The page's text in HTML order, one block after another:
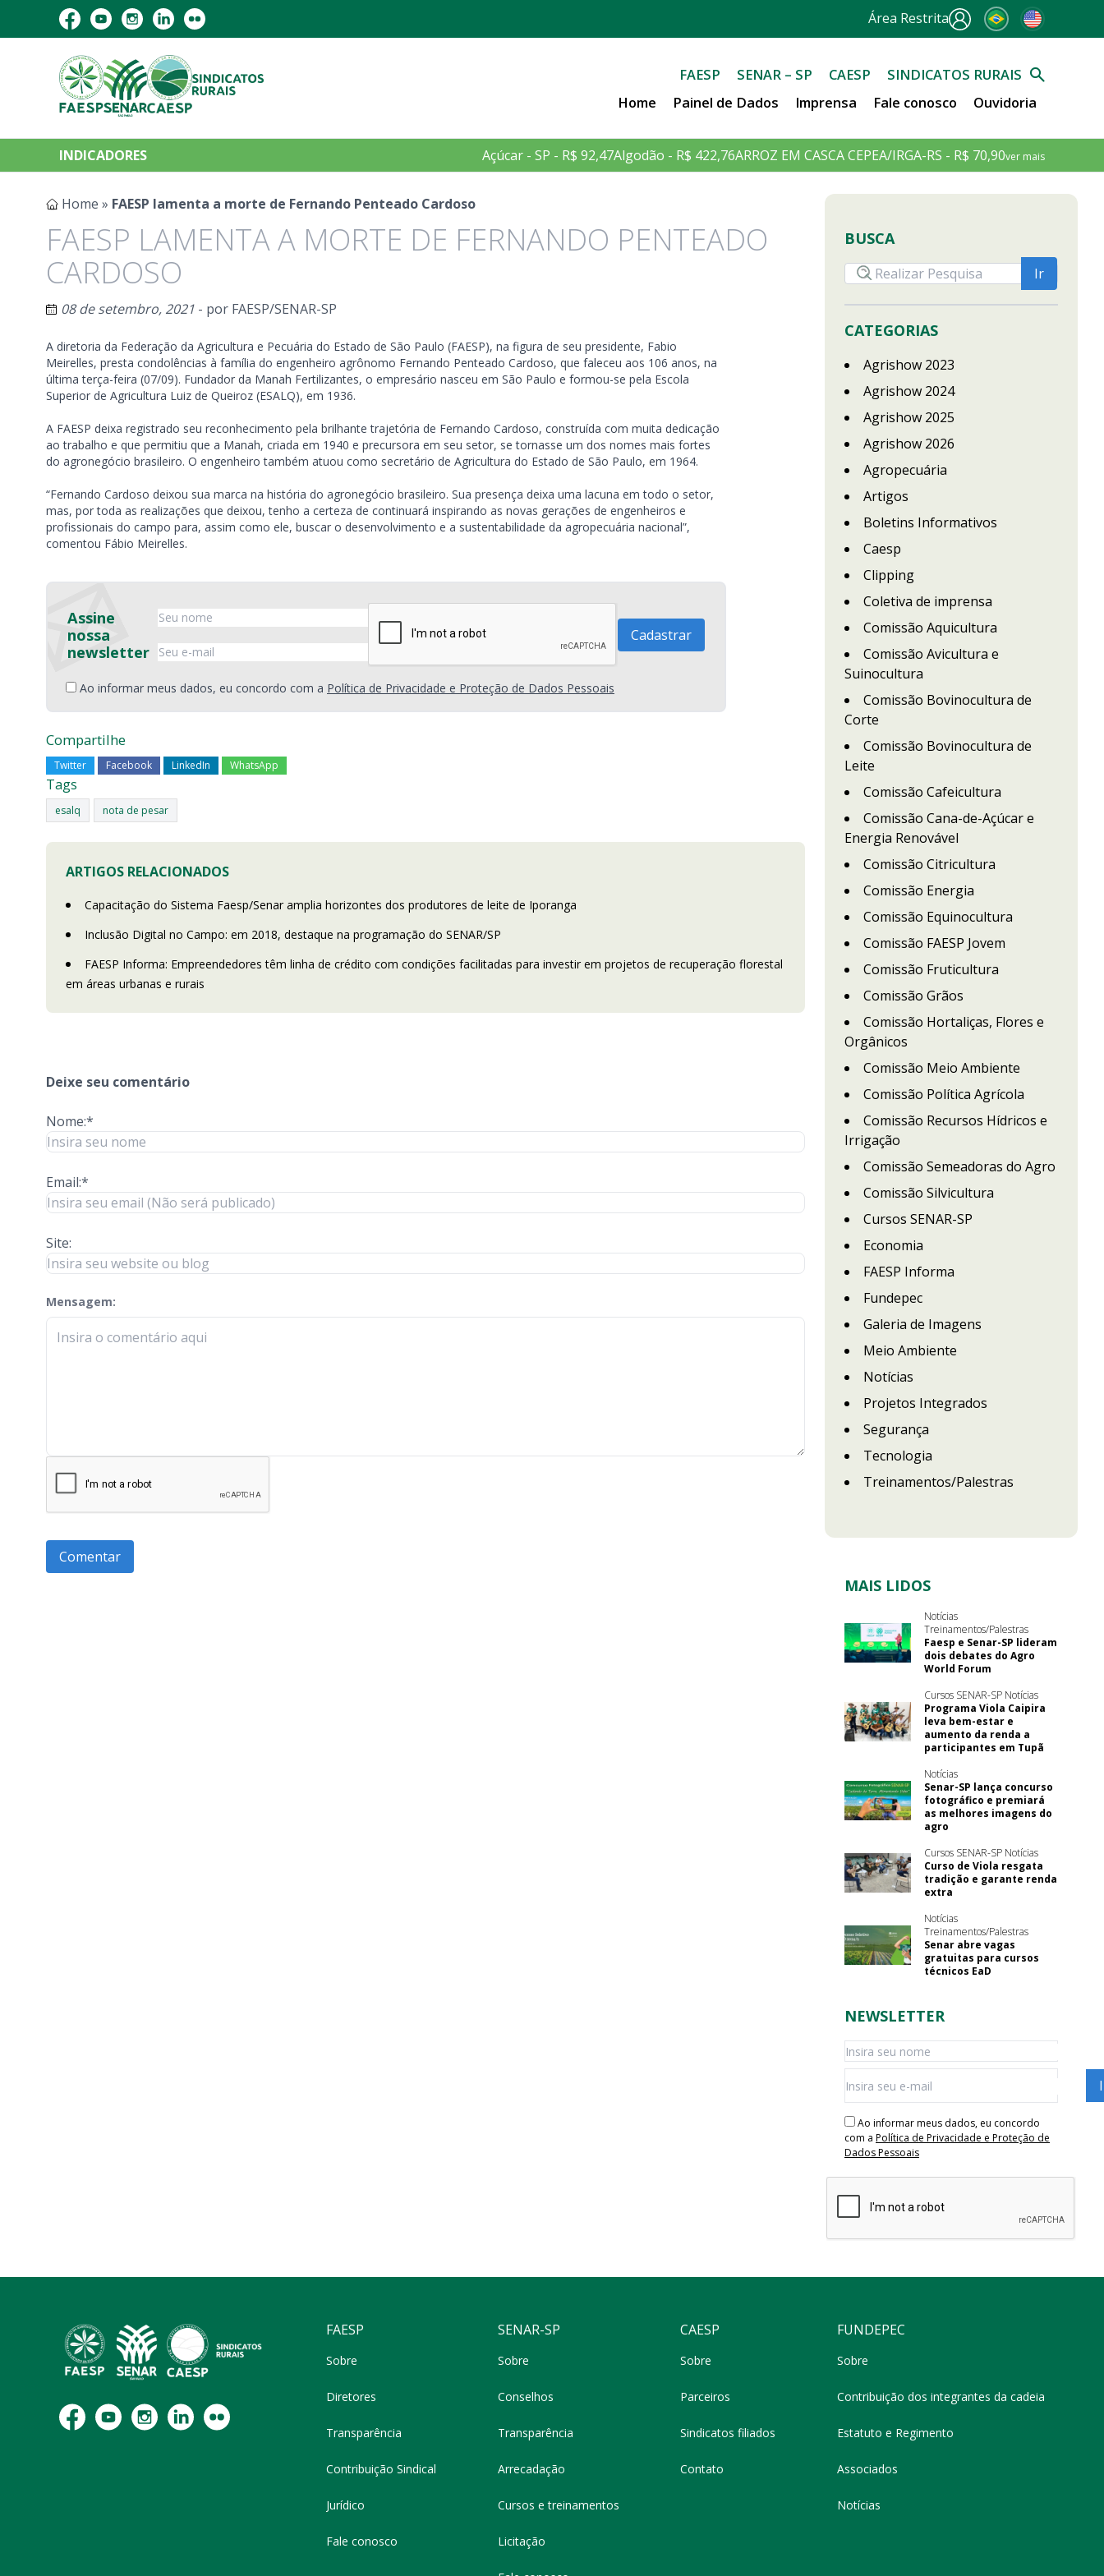
Área Restrita
FAESP SENAR – SP CAESP
SINDICATOS RURAIS
Home
Painel de Dados Imprensa Fale conosco Ouvidoria
INDICADORES Açúcar - SP - R$ 92,47Algodão - R$ 422,76ARROZ EM CASCA CEPEA/IRGA-RS - R$ 70,90ver mais
Home » FAESP lamenta a morte de Fernando Penteado Cardoso
FAESP LAMENTA A MORTE DE FERNANDO PENTEADO
CARDOSO
08 de setembro, 2021 - por FAESP/SENAR-SP
A diretoria da Federação da Agricultura e Pecuária do Estado de São Paulo (FAESP), na figura de seu presidente, Fabio
Meirelles, presta condolências à família do engenheiro agrônomo Fernando Penteado Cardoso, que faleceu aos 106 anos, na
última terça-feira (07/09). Fundador da Manah Fertilizantes, o empresário nasceu em São Paulo e formou-se pela Escola
Superior de Agricultura Luiz de Queiroz (ESALQ), em 1936.
A FAESP deixa registrado seu reconhecimento pela brilhante trajetória de Fernando Cardoso, construída com muita dedicação
ao trabalho e que permitiu que a Manah, criada em 1940 e precursora em seu setor, se tornasse um dos nomes mais fortes
do agronegócio brasileiro. O engenheiro também atuou como secretário de Agricultura do Estado de São Paulo, em 1964.
“Fernando Cardoso deixou sua marca na história do agronegócio brasileiro. Sua presença deixa uma lacuna em todo o setor,
mas, por toda as realizações que deixou, tenho a certeza de continuará inspirando as novas gerações de engenheiros e
profissionais do campo para, assim como ele, buscar o desenvolvimento e a sustentabilidade da agropecuária nacional”,
comentou Fábio Meirelles.
Assine
nossa
newsletter
Ao informar meus dados, eu concordo com a Política de Privacidade e Proteção de Dados Pessoais
Compartilhe
Twitter Facebook LinkedIn WhatsApp
Tags
esalq nota de pesar
ARTIGOS RELACIONADOS
Capacitação do Sistema Faesp/Senar amplia horizontes dos produtores de leite de Iporanga
Inclusão Digital no Campo: em 2018, destaque na programação do SENAR/SP
FAESP Informa: Empreendedores têm linha de crédito com condições facilitadas para investir em projetos de recuperação florestal
em áreas urbanas e rurais
Deixe seu comentário
Nome:*
Email:*
Site:
Mensagem:
check-terms
BUSCA
CATEGORIAS
Agrishow 2023
Agrishow 2024
Agrishow 2025
Agrishow 2026
Agropecuária
Artigos
Boletins Informativos
Caesp
Clipping
Coletiva de imprensa
Comissão Aquicultura
Comissão Avicultura e
Suinocultura
Comissão Bovinocultura de
Corte
Comissão Bovinocultura de
Leite
Comissão Cafeicultura
Comissão Cana-de-Açúcar e
Energia Renovável
Comissão Citricultura
Comissão Energia
Comissão Equinocultura
Comissão FAESP Jovem
Comissão Fruticultura
Comissão Grãos
Comissão Hortaliças, Flores e
Orgânicos
Comissão Meio Ambiente
Comissão Política Agrícola
Comissão Recursos Hídricos e
Irrigação
Comissão Semeadoras do Agro
Comissão Silvicultura
Cursos SENAR-SP
Economia
FAESP Informa
Fundepec
Galeria de Imagens
Meio Ambiente
Notícias
Projetos Integrados
Segurança
Tecnologia
Treinamentos/Palestras
MAIS LIDOS
Notícias
Treinamentos/Palestras
Faesp e Senar-SP lideram
dois debates do Agro
World Forum
Cursos SENAR-SP Notícias
Programa Viola Caipira
leva bem-estar e
aumento da renda a
participantes em Tupã
Notícias
Senar-SP lança concurso
fotográfico e premiará
as melhores imagens do
agro
Cursos SENAR-SP Notícias
Curso de Viola resgata
tradição e garante renda
extra
Notícias
Treinamentos/Palestras
Senar abre vagas
gratuitas para cursos
técnicos EaD
NEWSLETTER
Ao informar meus dados, eu concordo
com a Política de Privacidade e Proteção de
Dados Pessoais
FAESP
Sobre
Diretores
Transparência
Contribuição Sindical
Jurídico
Fale conosco
SENAR-SP
Sobre
Conselhos
Transparência
Arrecadação
Cursos e treinamentos
Licitação
CAESP
Sobre
Parceiros
Sindicatos filiados
Contato
FUNDEPEC
Sobre
Contribuição dos integrantes da cadeia
Estatuto e Regimento
Associados
Notícias